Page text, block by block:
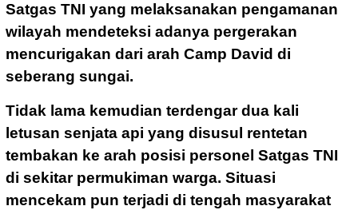
Satgas TNI yang melaksanakan pengamanan
wilayah mendeteksi adanya pergerakan
mencurigakan dari arah Camp David di
seberang sungai.
Tidak lama kemudian terdengar dua kali
letusan senjata api yang disusul rentetan
tembakan ke arah posisi personel Satgas TNI
di sekitar permukiman warga. Situasi
mencekam pun terjadi di tengah masyarakat